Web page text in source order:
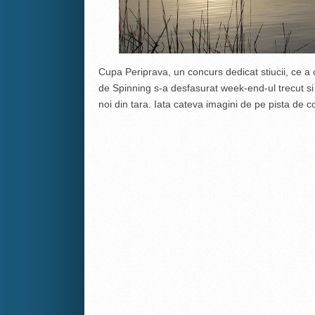
Cupa Periprava, un concurs dedicat stiucii, ce
de Spinning s-a desfasurat week-end-ul trecut
noi din tara. Iata cateva imagini de pe pista de